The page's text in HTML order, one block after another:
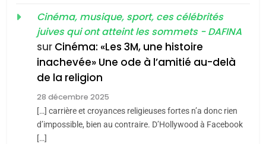
Tout sur la Nostalgie
SOUVENIRS
l’alliance pourrait
s’étendre à 13 pays
d’Amérique latine
ISRAÉL JUDAISME
Cinéma, musique, sport, ces célébrités
juives qui ont atteint les sommets - DAFINA
sur Cinéma: «Les 3M, une histoire
inachevée» Une ode à l’amitié au-delà
de la religion
28 décembre 2025
[…] carrière et croyances religieuses fortes n’a donc rien
d’impossible, bien au contraire. D’Hollywood à Facebook
[…]
Zrihen-Dvir
CE QUI NOUS MANQUE –
Jacques Hadida
Maroc : Les amandes de